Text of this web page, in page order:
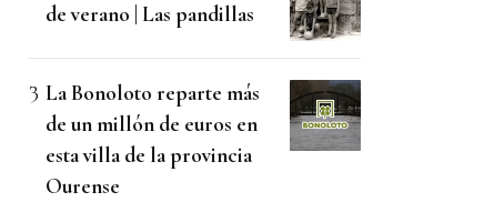
de verano | Las pandillas
La Bonoloto reparte más
de un millón de euros en
esta villa de la provincia
Ourense